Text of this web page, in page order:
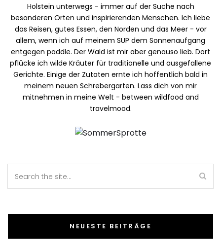
Holstein unterwegs - immer auf der Suche nach
besonderen Orten und inspirierenden Menschen. Ich liebe
das Reisen, gutes Essen, den Norden und das Meer - vor
allem, wenn ich auf meinem SUP dem Sonnenaufgang
entgegen paddle. Der Wald ist mir aber genauso lieb. Dort
pflücke ich wilde Kräuter für traditionelle und ausgefallene
Gerichte. Einige der Zutaten ernte ich hoffentlich bald in
meinem neuen Schrebergarten. Lass dich von mir
mitnehmen in meine Welt - between wildfood and
travelmood.
NEUESTE BEITRÄGE